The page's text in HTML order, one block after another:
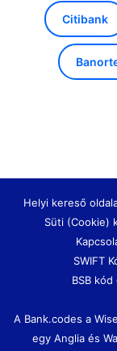
Citibank
Helyi kereső
Süti (Cookie)
SWIFT
BSB
A Bank.codes a
egy Anglia és